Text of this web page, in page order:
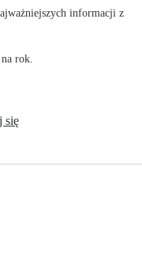
informacji z
rok.
się